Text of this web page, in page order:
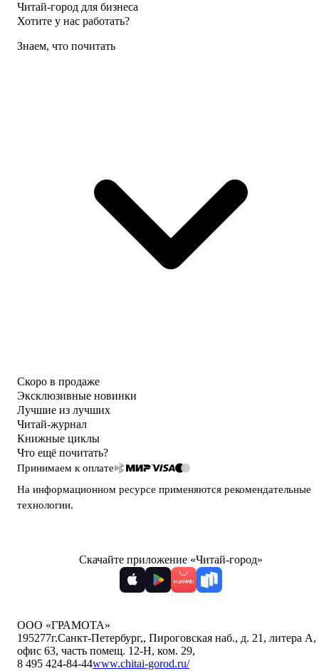
Читай-город для бизнеса
Хотите у нас работать?
Знаем, что почитать
Скоро в продаже
Эксклюзивные новинки
Лучшие из лучших
Читай-журнал
Книжные циклы
Что ещё почитать?
Принимаем к оплате
На информационном ресурсе применяются рекомендательные
технологии.
Скачайте приложение «Читай-город»
ООО «ГРАМОТА»
195277г.Санкт-Петербург,, Пироговская наб., д. 21, литера А,
офис 63, часть помещ. 12-Н, ком. 29,
8 495 424-84-44www.chitai-gorod.ru/